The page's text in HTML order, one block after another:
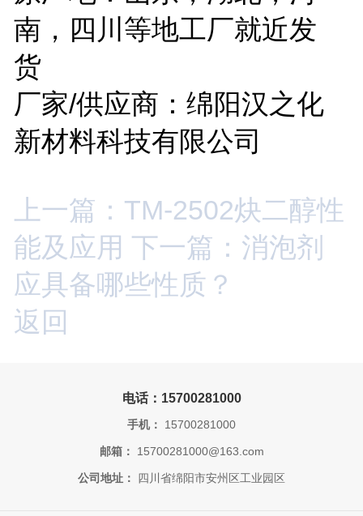
南，四川等地工厂就近发
货
厂家/供应商：绵阳汉之化
新材料科技有限公司
上一篇：TM-2502炔二醇性
能及应用 下一篇：消泡剂
应具备哪些性质？
返回
电话：15700281000
手机： 15700281000
邮箱： 15700281000@163.com
公司地址： 四川省绵阳市安州区工业园区